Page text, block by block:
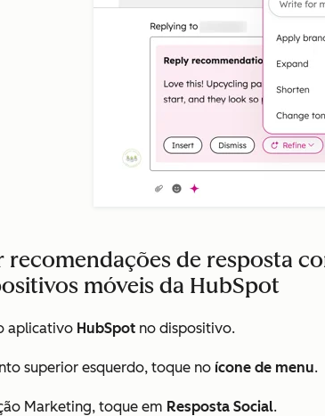
recomendações de resposta
móveis da HubSpot
aplicativo HubSpot no dispositivo.
superior esquerdo, toque no ícone de menu.
Marketing, toque em Resposta Social.